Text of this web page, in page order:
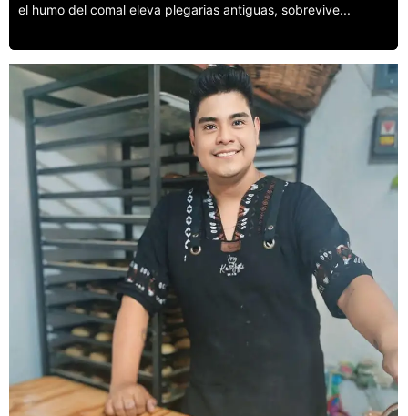
el humo del comal eleva plegarias antiguas, sobrevive...